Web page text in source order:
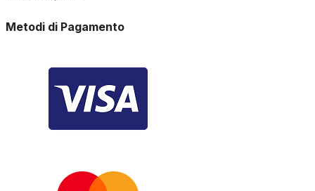
Metodi di Pagamento